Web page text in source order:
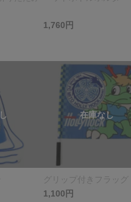
1,760円
グリップ付きフラッグ
1,100円